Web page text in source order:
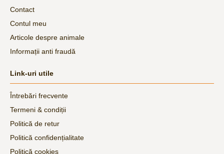
Contact
Contul meu
Articole despre animale
Informații anti fraudă
Link-uri utile
Întrebări frecvente
Termeni & condiții
Politică de retur
Politică confidențialitate
Politică cookies